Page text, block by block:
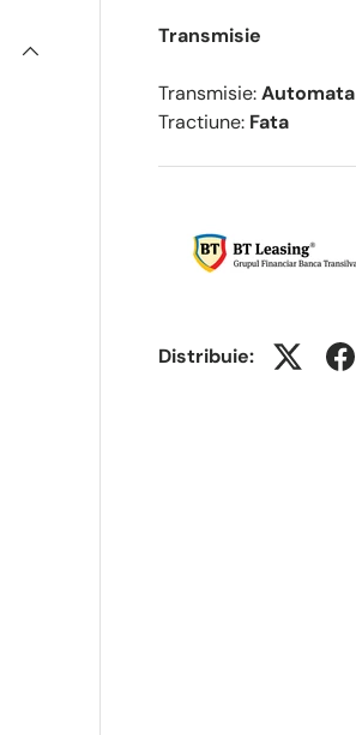
Transmisie
Transmisie:Automata
Tractiune: Fata
Distribuie: